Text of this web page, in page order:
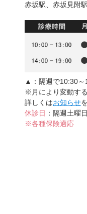
赤坂駅、赤坂見附
▲ ：隔週で10:30
※月により変動す
詳しくはお知らせ
休診日 ：隔週土曜
※各種保険適応